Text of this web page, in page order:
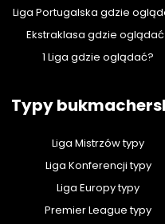
Liga Portugalska gdzie
Ekstraklasa gdzie
1 Liga gdzie oglądać?
Typy
Liga Mistrzów typy
Liga Konferencji typy
Liga Europy typy
Premier League typy